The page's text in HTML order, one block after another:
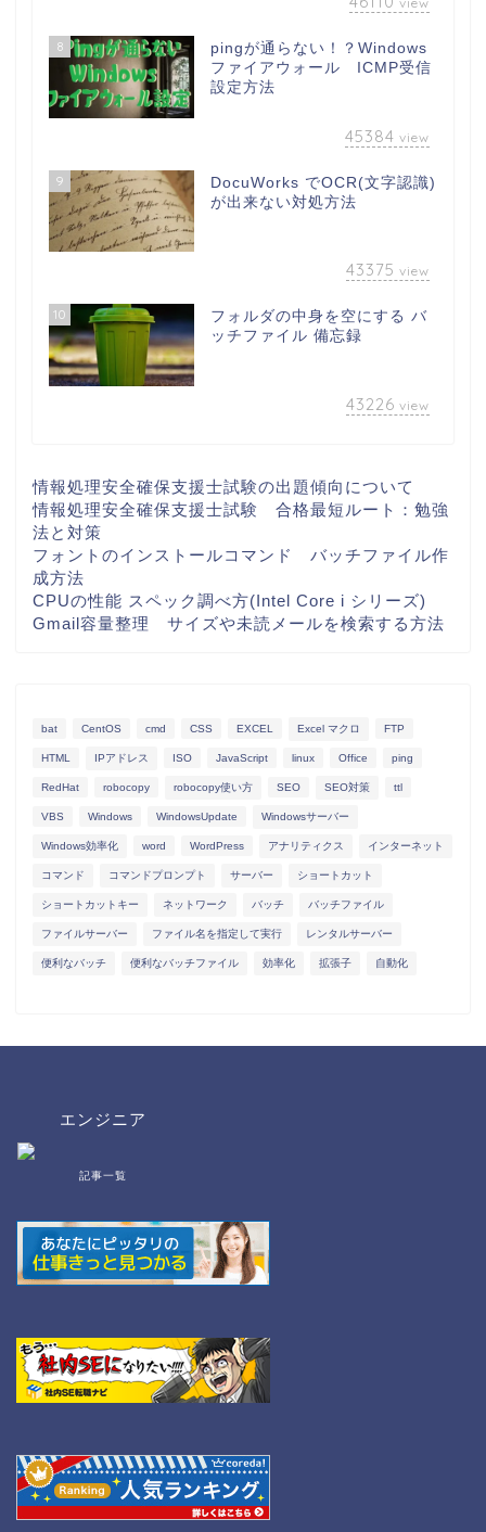
8
pingが通らない！？Windows
ファイアウォール ICMP受信
設定方法
45384 view
9
DocuWorks でOCR(文字認識)
が出来ない対処方法
43375 view
10
フォルダの中身を空にする バ
ッチファイル 備忘録
43226 view
情報処理安全確保支援士試験の出題傾向について
情報処理安全確保支援士試験 合格最短ルート：勉強
法と対策
フォントのインストールコマンド バッチファイル作
成方法
CPUの性能 スペック調べ方(Intel Core i シリーズ)
Gmail容量整理 サイズや未読メールを検索する方法
bat CentOS cmd CSS EXCEL Excel マクロ FTP
HTML IPアドレス ISO JavaScript linux Office ping
RedHat robocopy robocopy使い方 SEO SEO対策 ttl
VBS Windows WindowsUpdate Windowsサーバー
Windows効率化 word WordPress アナリティクス インターネット
コマンド コマンドプロンプト サーバー ショートカット
ショートカットキー ネットワーク バッチ バッチファイル
ファイルサーバー ファイル名を指定して実行 レンタルサーバー
便利なバッチ 便利なバッチファイル 効率化 拡張子 自動化
エンジニア
記事一覧